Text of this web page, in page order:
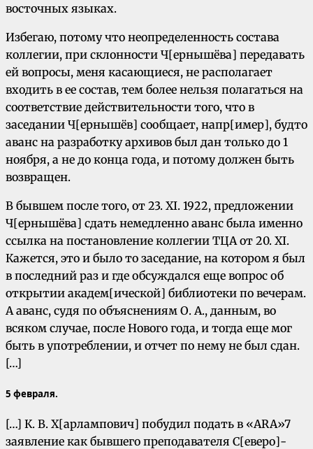
восточных языках.
Избегаю, потому что неопределенность состава
коллегии, при склонности Ч[ернышёва] передавать
ей вопросы, меня касающиеся, не располагает
входить в ее состав, тем более нельзя полагаться на
соответствие действительности того, что в
заседании Ч[ернышёв] сообщает, напр[имер], будто
аванс на разработку архивов был дан только до 1
ноября, а не до конца года, и потому должен быть
возвращен.
В бывшем после того, от 23. ХI. 1922, предложении
Ч[ернышёва] сдать немедленно аванс была именно
ссылка на постановление коллегии ТЦА от 20. ХI.
Кажется, это и было то заседание, на котором я был
в последний раз и где обсуждался еще вопрос об
открытии академ[ической] библиотеки по вечерам.
А аванс, судя по объяснениям О. А., данным, во
всяком случае, после Нового года, и тогда еще мог
быть в употреблении, и отчет по нему не был сдан.
[…]
5 февраля.
[…] К. В. Х[арлампович] побудил подать в «ARA»7
заявление как бывшего преподавателя С[еверо]-